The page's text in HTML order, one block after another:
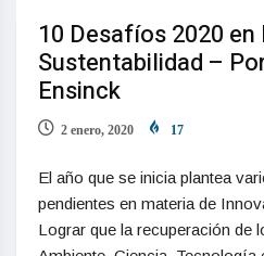
10 Desafíos 2020
Sustentabilidad –
Ensinck
2 enero, 2020 17
El año que se inicia plantea
pendientes en materia de
Lograr que la recuperación de